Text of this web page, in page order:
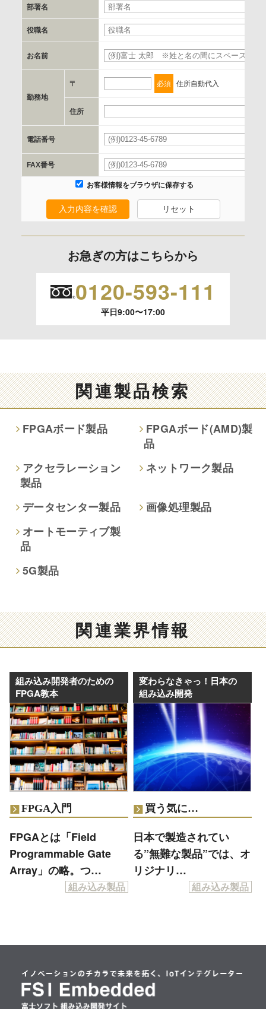
書類の送付又は電子的な方法
d.提供先および管理者
当社とイベント/セミナーを共同で開催する企業/団体
e.個人情報取り扱いに関する契約
当社と当該企業/団体とは、個人情報取扱に関する覚書の締結
を行います。
委託の有無
なし
保有個人データの開示等および問合わせ窓口について
の停止、消去および 第三者への提供の停止（「開示等」とい
開示等のご請求は、下記お問い合わせ先窓口へご連絡願いま
情報提供は任意ですが、情報を提供しなかった場合、情報の
項目によってはお問い合わせ等に
ご回答できない場合がございます。
本人が容易に認識できない方法による取得
部署名
役職名
お名前
勤務地
〒 必須 住所自動代入
住所
電話番号
FAX番号
お客様情報をブラウザに保存する
入力内容を確認 リセット
お急ぎの方はこちらから
0120-593-111
平日9:00〜17:00
関連製品検索
FPGAボード製品
FPGAボード(AMD)製
品
アクセラレーション
製品
ネットワーク製品
データセンター製品
画像処理製品
オートモーティブ製
品
5G製品
関連業界情報
組み込み開発者のための
FPGA教本
FPGA入門
FPGAとは「Field
Programmable Gate
Array」の略。つ…
組み込み製品
変わらなきゃっ！日本の
組み込み開発
買う気に…
日本で製造されてい
る”無難な製品”では、オ
リジナリ…
組み込み製品